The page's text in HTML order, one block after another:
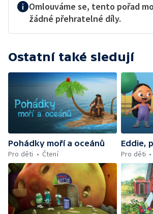
Omlouváme se, tento pořad
žádné přehratelné díly.
Ostatní také sledují
Pohádky moří a oceánů
Pro děti
Čtení
Eddie,
Pro děti